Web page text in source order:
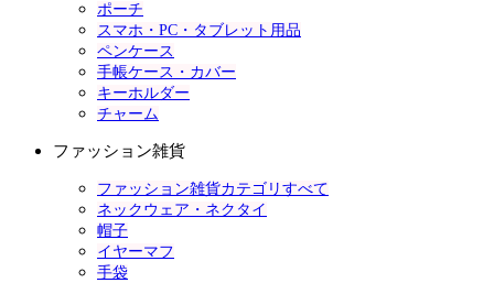
ポーチ
スマホ・PC・タブレット用品
ペンケース
手帳ケース・カバー
キーホルダー
チャーム
ファッション雑貨
ファッション雑貨カテゴリすべて
ネックウェア・ネクタイ
帽子
イヤーマフ
手袋